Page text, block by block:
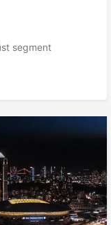
segment